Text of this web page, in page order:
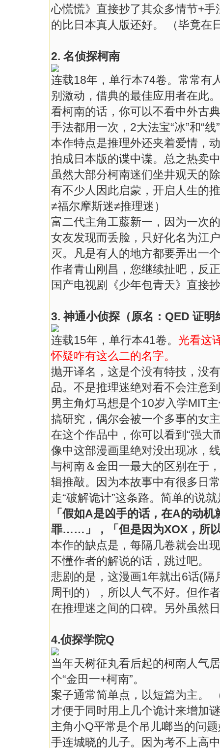
心慌慌》直接抄了其众多情节+
的比日本真人版还好。 （毕竟在
2. 名侦探柯南
连载18年，单行本74卷。常常有
别激动，借典的最佳应用者在此。
看柯南的话，你可以不看中外古
手法都用一次，2大法宝“冰”和“
本作特点是推理外还夹着爱情，
拍成日本版的谍中谍。总之热卖
虽然大部分柯南迷们坐井观天的
有不少人因此启蒙，开启人生的
≠福尔摩斯迷≠推理迷）
富二代主角工藤新一，因为一次
女友发现而丢脸，只好化名为江
灭。凡是有人的地方都要弄出一
作者青山刚昌，您继续扯吧，反
国产电视剧《少年包青天》直接
3. 神通小侦探（原名：QED 证明
连载15年，单行本41卷。 光看这
怀疑咋有这么二的名字。
抛开译名，这是个没有特技，没
品。不是推理迷绝对看不会注意
男主角灯马想是个10岁入学MIT
搞研究，偶尔会被一个多事的女
在这个作品中，你可以看到“强大
像中这部漫画里绝对没出现冰，
与柯南＆金田一最大的区别在于
辑推敲。因为本故事中有很多日
走“破解诡计”这条路。简单的说
「假如A是凶手的话，在A的动
罪……」，「但是因为XOX，所
本作的缺点是，每隔几卷就会出
不懂作者的解说的话，跳过吧。
悲剧的是，这漫画1年就出6话(
周刊的），所以人气不好。但作
在推理迷之间的口碑。另外虽然
4.侦探学院Q
当年天树征丸看后起的柯南人气
个“金田一+柯南”。
案子通常简单点，以短篇为主。
才便于同时用上几个诡计来增加
主角小Q平常是个吊儿啷当的问
手连城晓的儿子。因为考不上高